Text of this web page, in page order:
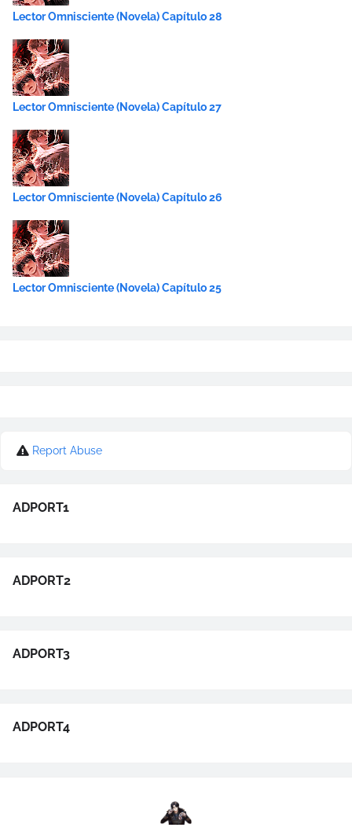
Lector Omnisciente (Novela) Capítulo 28
Lector Omnisciente (Novela) Capítulo 27
Lector Omnisciente (Novela) Capítulo 26
Lector Omnisciente (Novela) Capítulo 25
Report Abuse
ADPORT1
ADPORT2
ADPORT3
ADPORT4